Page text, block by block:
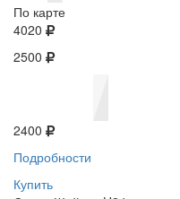
По карте
4020
2500
2400
Подробности
Купить